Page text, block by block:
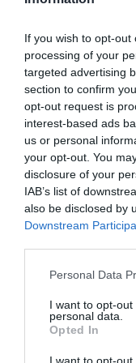
If you wish to opt-
processing of your
targeted advertising
section to confirm
opt-out request is
interest-based ads
us or personal
your opt-out. You
disclosure of your
IAB’s list of
also be disclosed by
Downstream
Please note that this
not limited to your
grant or deny
use your data for
consent section.
Personal Data
I want to opt-
personal data.
Opted In